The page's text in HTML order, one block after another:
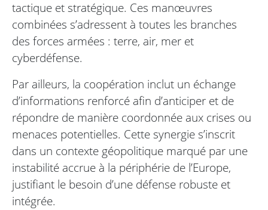
tactique et stratégique. Ces manœuvres
combinées s’adressent à toutes les branches
des forces armées : terre, air, mer et
cyberdéfense.
Par ailleurs, la coopération inclut un échange
d’informations renforcé afin d’anticiper et de
répondre de manière coordonnée aux crises ou
menaces potentielles. Cette synergie s’inscrit
dans un contexte géopolitique marqué par une
instabilité accrue à la périphérie de l’Europe,
justifiant le besoin d’une défense robuste et
intégrée.